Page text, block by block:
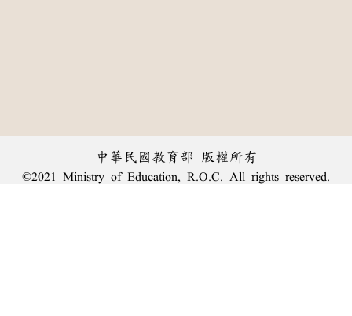
中華民國教育部 版權所有
©2021 Ministry of Education, R.O.C. All rights reserved.